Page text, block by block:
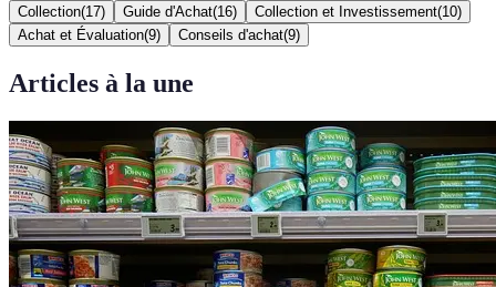
Collection(17) Guide d'Achat(16) Collection et Investissement(10)
Achat et Évaluation(9) Conseils d'achat(9)
Articles à la une